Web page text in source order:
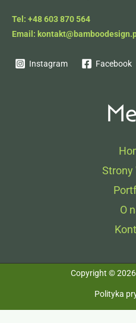
Tel: +48 603 870 564
Email:
Instagram Facebook
Strony
O
Copyright ©
Polityka